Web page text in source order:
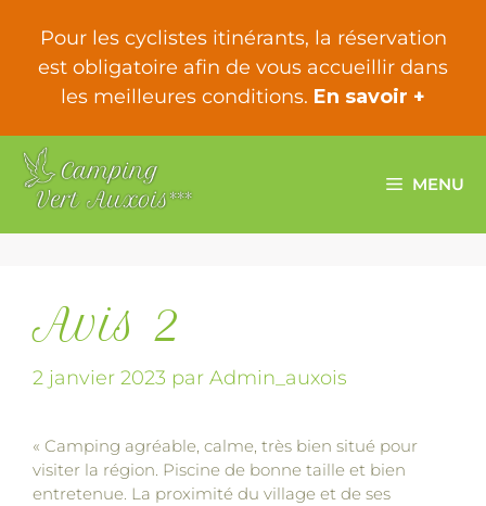
Pour les cyclistes itinérants, la réservation
est obligatoire afin de vous accueillir dans
les meilleures conditions. En savoir +
MENU
Avis 2
2 janvier 2023 par Admin_auxois
« Camping agréable, calme, très bien situé pour
visiter la région. Piscine de bonne taille et bien
entretenue. La proximité du village et de ses